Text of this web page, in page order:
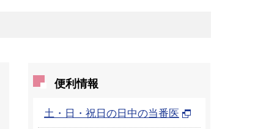
便利情報
土・日・祝日の日中の当番医